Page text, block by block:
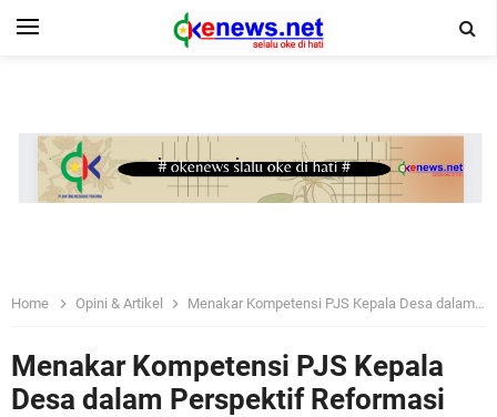
Home Opini & Artikel Menakar Kompetensi PJS Kepala Desa dalam Perspektif Reformasi Birokrasi (Bagian 1)
Menakar Kompetensi PJS Kepala
Desa dalam Perspektif Reformasi